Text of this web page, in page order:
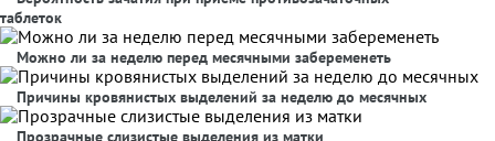
таблеток
Можно ли за неделю перед месячными забеременеть
Причины кровянистых выделений за неделю до месячных
Прозрачные слизистые выделения из матки